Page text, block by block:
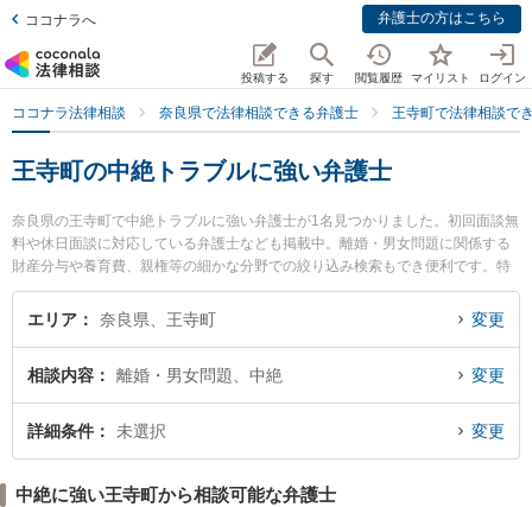
ココナラへ 弁護士の方はこちら
投稿する 探す 閲覧履歴 マイリスト ログイン
ココナラ法律相談 奈良県で法律相談できる弁護士 王寺町で法律相談で
王寺町の中絶トラブルに強い弁護士
奈良県の王寺町で中絶トラブルに強い弁護士が1名見つかりました。初回面談無
料や休日面談に対応している弁護士なども掲載中。離婚・男女問題に関係する
財産分与や養育費、親権等の細かな分野での絞り込み検索もでき便利です。特
に桐山法律事務所の桐山 修一弁護士のプロフィール情報や弁護士費用、強みな
どが注目されています。『王寺町で土日や夜間に発生した中絶トラブルのトラ
きる王寺町内の弁護士に相談予約したい』などでお困りの相談者さんにおすす
めです。
エリア 奈良県、王寺町 変更
相談内容 離婚・男女問題、中絶 変更
詳細条件 未選択 変更
中絶に強い王寺町から相談可能な弁護士